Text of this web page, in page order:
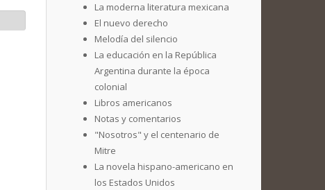
La moderna literatura mexicana
El nuevo derecho
Melodía del silencio
La educación en la República
Argentina durante la época
colonial
Libros americanos
Notas y comentarios
"Nosotros" y el centenario de
Mitre
La novela hispano-americano en
los Estados Unidos